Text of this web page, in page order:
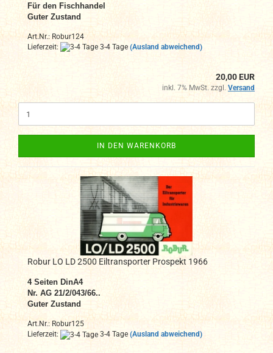
Für den Fischhandel
Guter Zustand
Art.Nr.: Robur124
Lieferzeit:
3-4 Tage (Ausland abweichend)
20,00 EUR
inkl. 7% MwSt. zzgl. Versand
IN DEN WARENKORB
Robur LO LD 2500 Eiltransporter Prospekt 1966
4 Seiten DinA4
Nr. AG 21/2/043/66..
Guter Zustand
Art.Nr.: Robur125
Lieferzeit:
3-4 Tage (Ausland abweichend)